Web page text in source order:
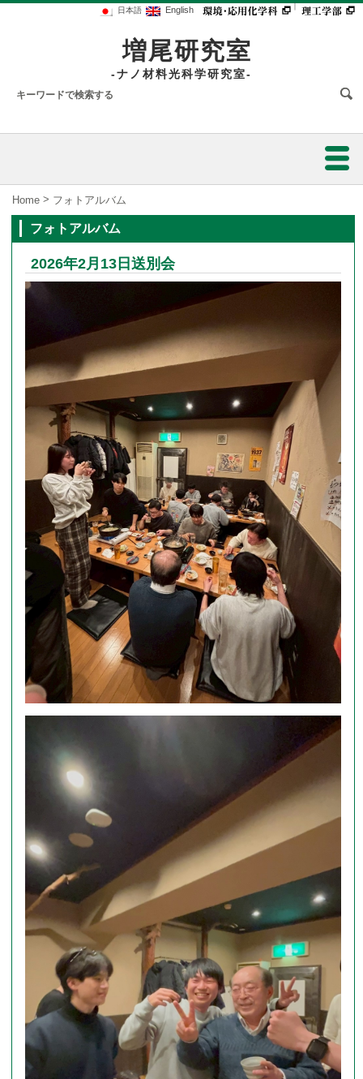
日本語 English ｜
増尾研究室
-ナノ材料光科学研究室-
研究内容
研究業績
原著論文
著書・総説等
国際学会
国内学会
外部資金獲得状況
研究設備
フォトアルバム
アクセス
Home > フォトアルバム
フォトアルバム
2026年2月13日送別会